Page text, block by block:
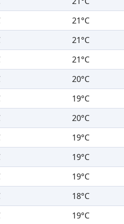
21°C
21°C
21°C
20°C
19°C
20°C
19°C
19°C
19°C
18°C
19°C